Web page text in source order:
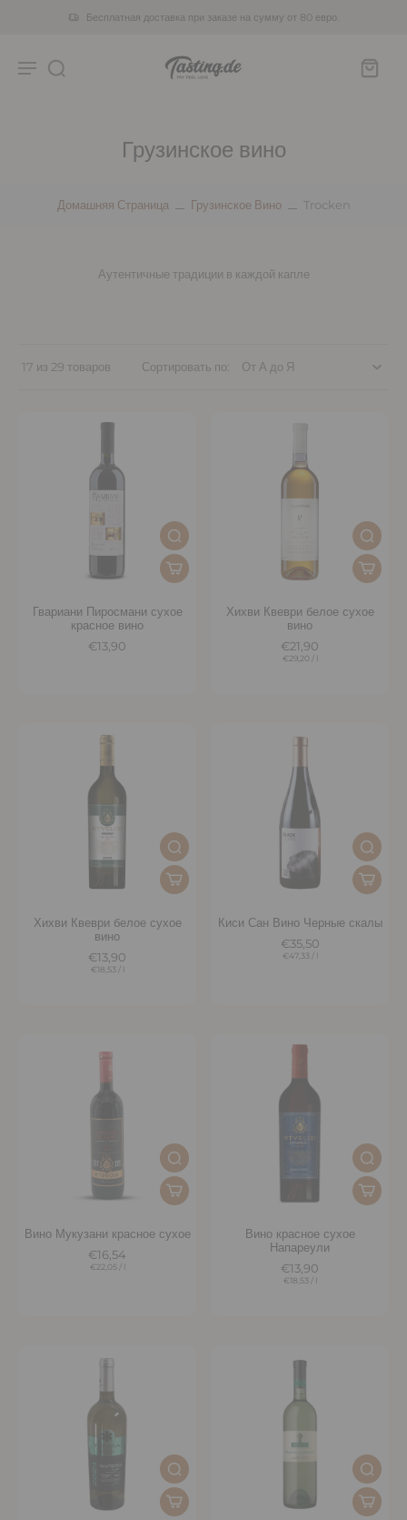
Бесплатная доставка при заказе на сумму от 80 евро.
Грузинское вино
Домашняя Страница Грузинское Вино Trocken
Аутентичные традиции в каждой капле
17 из 29 товаров Сортировать по:
Гвариани Пиросмани сухое
красное вино
€13,90
Хихви Квеври белое сухое
вино
€21,90
€29,20 / l
Хихви Квеври белое сухое
вино
€13,90
€18,53 / l
Киси Сан Вино Черные скалы
€35,50
€47,33 / l
Вино Мукузани красное сухое
€16,54
€22,05 / l
Вино красное сухое
Напареули
€13,90
€18,53 / l